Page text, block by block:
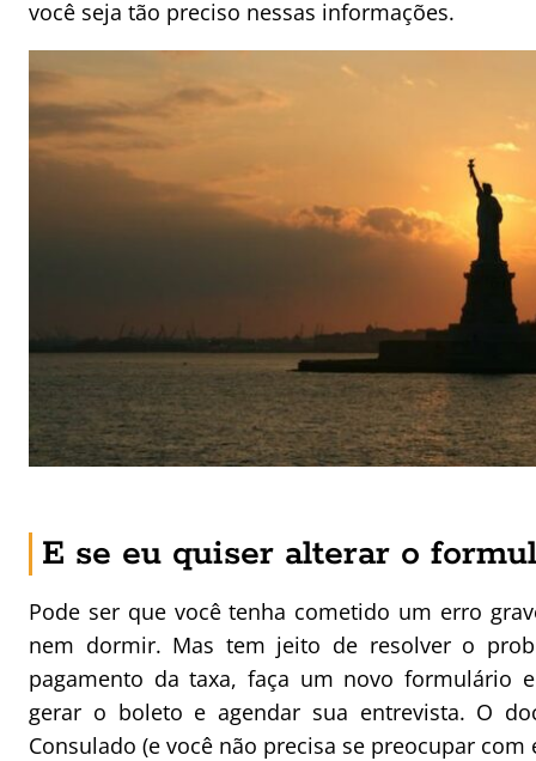
você seja tão preciso nessas informações.
E se eu quiser alterar o
Pode ser que você tenha cometido um erro
nem dormir. Mas tem jeito de resolver o
pagamento da taxa, faça um novo formulário
gerar o boleto e agendar sua entrevista. O
Consulado (e você não precisa se preocupar com